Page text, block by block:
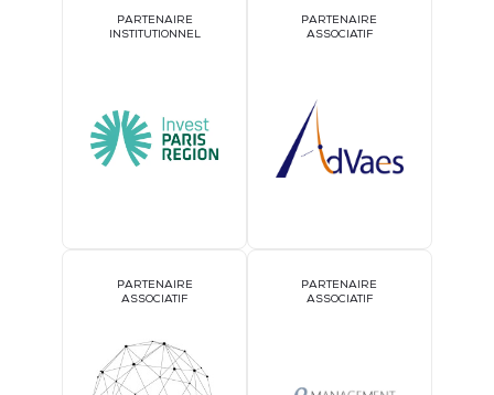
PARTENAIRE
INSTITUTIONNEL
PARTENAIRE
ASSOCIATIF
PARTENAIRE
ASSOCIATIF
PARTENAIRE
ASSOCIATIF